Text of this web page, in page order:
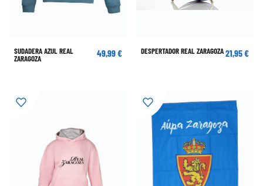
SUDADERA AZUL REAL
ZARAGOZA
49,99 € DESPERTADOR REAL ZARAGOZA21,95 €